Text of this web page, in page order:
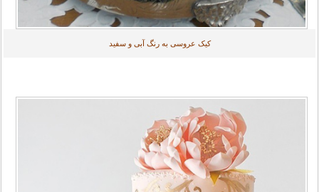
کیک عروسی به رنگ آبی و سفید